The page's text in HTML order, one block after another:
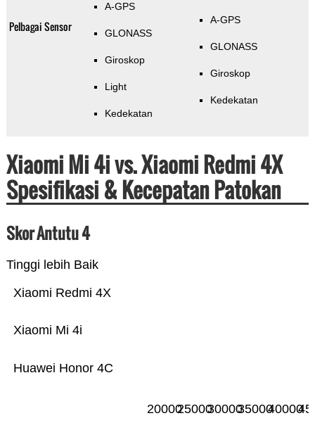
Pelbagai Sensor
A-GPS
GLONASS
Giroskop
Light
Kedekatan
A-GPS
GLONASS
Giroskop
Kedekatan
Xiaomi Mi 4i vs. Xiaomi Redmi 4X
Spesifikasi & Kecepatan Patokan
Skor Antutu 4
Tinggi lebih Baik
Huawei Honor 4C
Xiaomi Mi 4i
Xiaomi Redmi 4X
2000025000300003500040000